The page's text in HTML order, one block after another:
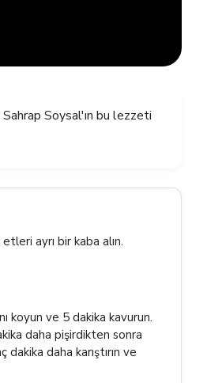
Soysal'ın bu lezzeti
ayrı bir kaba alın.
koyun ve 5 dakika kavurun.
daha pişirdikten sonra
daha karıştırın ve